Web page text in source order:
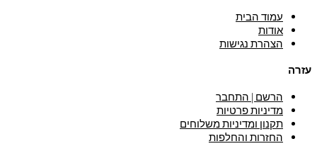
עמוד הבית
אודות
הצהרת נגישות
עזרה
הרשם | התחבר
מדיניות פרטיות
תקנון ומדיניות משלוחים
החזרות והחלפות